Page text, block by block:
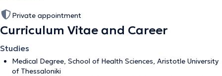
Private appointment
Curriculum Vitae and Career
Studies
Medical Degree, School of Health Sciences, Aristotle University
of Thessaloniki